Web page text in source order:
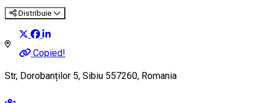
Distribuie
Copied!
Str, Dorobanților 5, Sibiu 557260, Romania